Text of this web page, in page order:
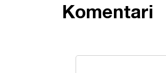
Komentari